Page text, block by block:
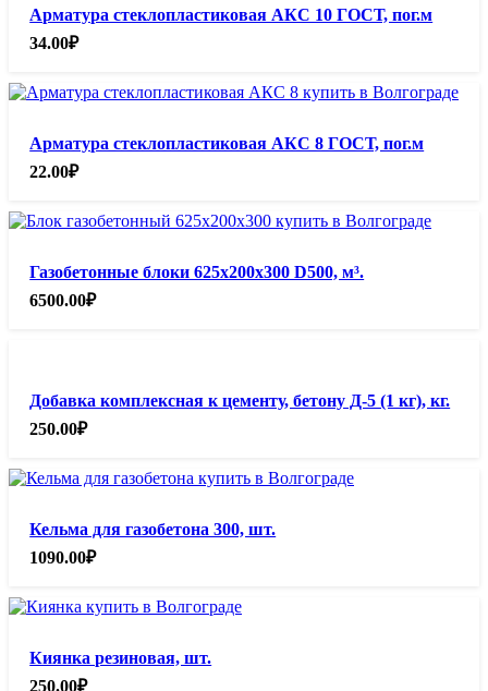
Арматура стеклопластиковая АКС 10 ГОСТ, пог.м
34.00₽
Арматура стеклопластиковая АКС 8 ГОСТ, пог.м
22.00₽
Газобетонные блоки 625х200х300 D500, м³.
6500.00₽
Добавка комплексная к цементу, бетону Д-5 (1 кг), кг.
250.00₽
Кельма для газобетона 300, шт.
1090.00₽
Киянка резиновая, шт.
250.00₽